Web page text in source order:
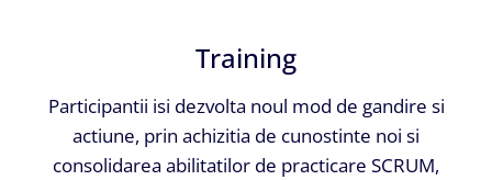
Training
Participantii isi dezvolta noul mod de gandire si
actiune, prin achizitia de cunostinte noi si
consolidarea abilitatilor de practicare SCRUM,